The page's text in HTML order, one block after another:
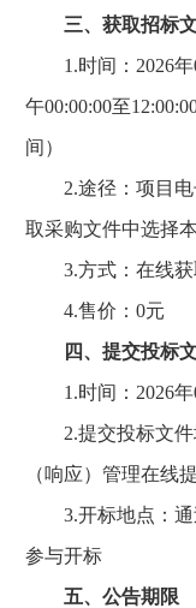
三、获取招标
1.时间：2026年
午00:00:00至
间）
2.途径：项目电
取采购文件中选择
3.方式：在线获
4.售价：0元
四、提交投标
1.时间：2026年
2.提交投标文件
（响应）管理在线
3.开标地点：通
参与开标
五、公告期限